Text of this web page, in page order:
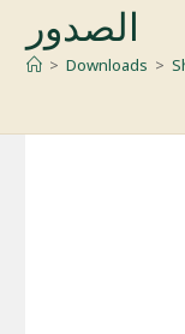
الصدور
> Downloads >